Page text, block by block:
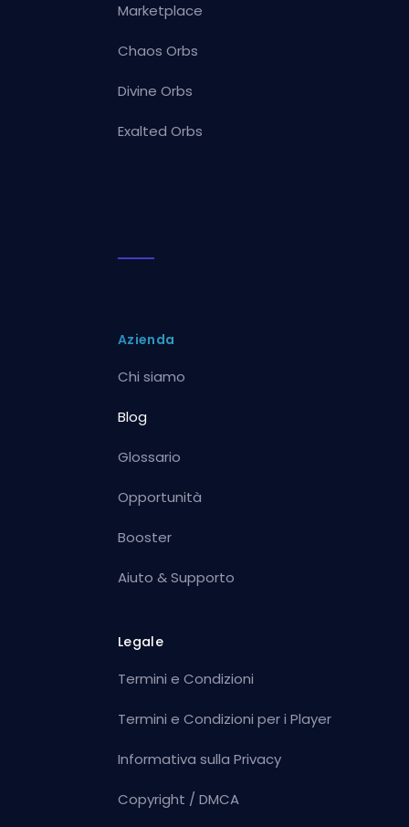
Marketplace
Chaos Orbs
Divine Orbs
Exalted Orbs
Azienda
Chi siamo
Blog
Glossario
Opportunità
Booster
Aiuto & Supporto
Legale
Termini e Condizioni
Termini e Condizioni per i Player
Informativa sulla Privacy
Copyright / DMCA